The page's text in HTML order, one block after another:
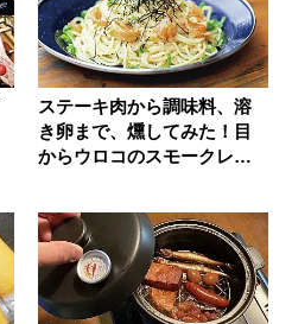
ステーキ肉から調味料、溶
き卵まで、燻してみた！目
からウロコのスモークレシ